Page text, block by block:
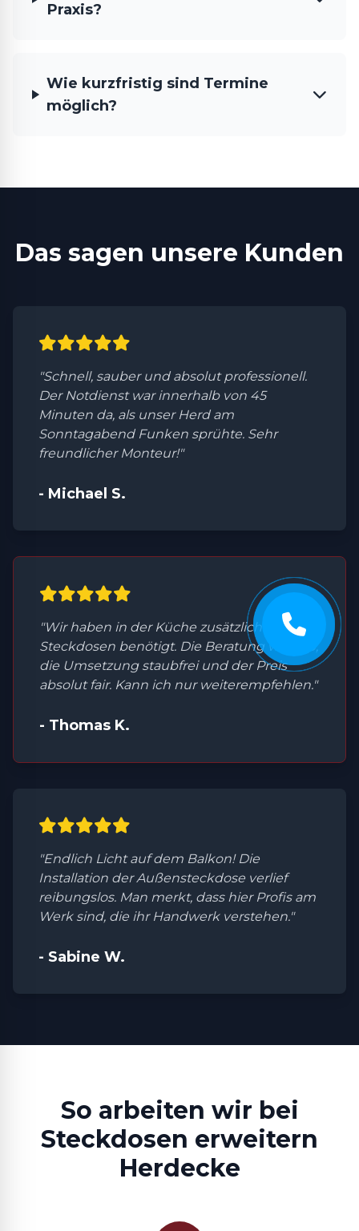
Praxis?
Wie kurzfristig sind Termine
möglich?
Das sagen unsere Kunden
"Schnell, sauber und absolut professionell.
Der Notdienst war innerhalb von 45
Minuten da, als unser Herd am
Sonntagabend Funken sprühte. Sehr
freundlicher Monteur!"
- Michael S.
"Wir haben in der Küche zusätzliche
Steckdosen benötigt. Die Beratung war top,
die Umsetzung staubfrei und der Preis
absolut fair. Kann ich nur weiterempfehlen."
- Thomas K.
"Endlich Licht auf dem Balkon! Die
Installation der Außensteckdose verlief
reibungslos. Man merkt, dass hier Profis am
Werk sind, die ihr Handwerk verstehen."
- Sabine W.
So arbeiten wir bei
Steckdosen erweitern
Herdecke